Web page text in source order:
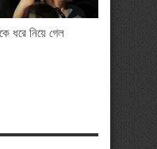
ধরে নিয়ে গেল